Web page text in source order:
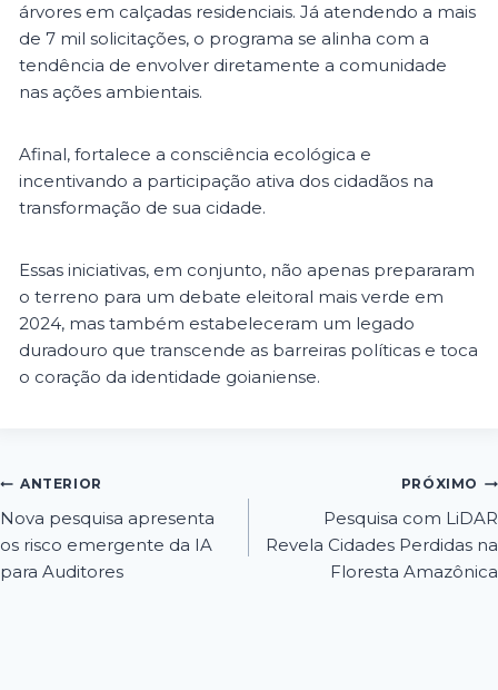
árvores em calçadas residenciais. Já atendendo a mais
de 7 mil solicitações, o programa se alinha com a
tendência de envolver diretamente a comunidade
nas ações ambientais.
Afinal, fortalece a consciência ecológica e
incentivando a participação ativa dos cidadãos na
transformação de sua cidade.
Essas iniciativas, em conjunto, não apenas prepararam
o terreno para um debate eleitoral mais verde em
2024, mas também estabeleceram um legado
duradouro que transcende as barreiras políticas e toca
o coração da identidade goianiense.
ANTERIOR
Nova pesquisa apresenta
os risco emergente da IA
para Auditores
PRÓXIMO
Pesquisa com LiDAR
Revela Cidades Perdidas na
Floresta Amazônica